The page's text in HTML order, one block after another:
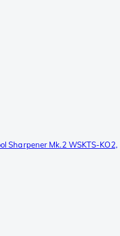
Sharpener Mk.2 WSKTS-KO2,